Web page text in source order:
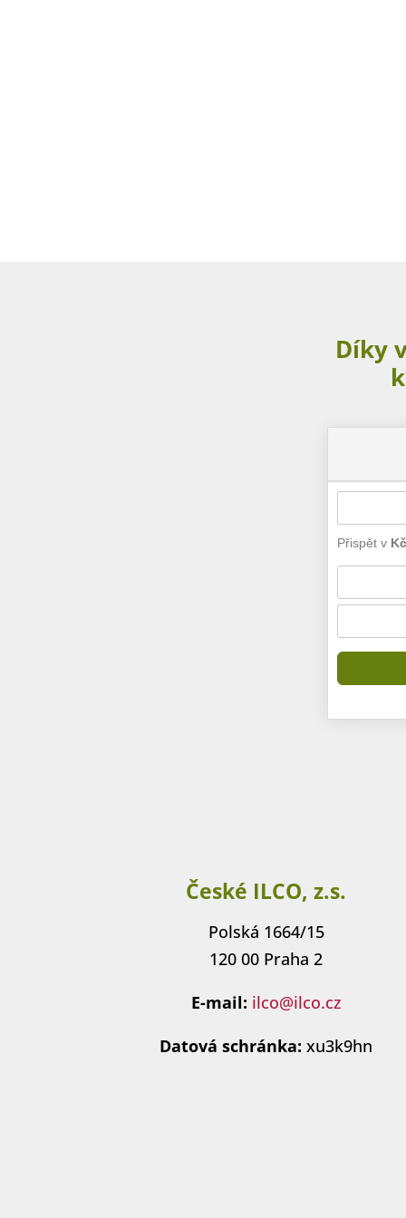
Díky
České ILCO, z.s.
Polská 1664/15
120 00 Praha 2
E-mail: ilco@ilco.cz
Datová schránka: xu3k9hn